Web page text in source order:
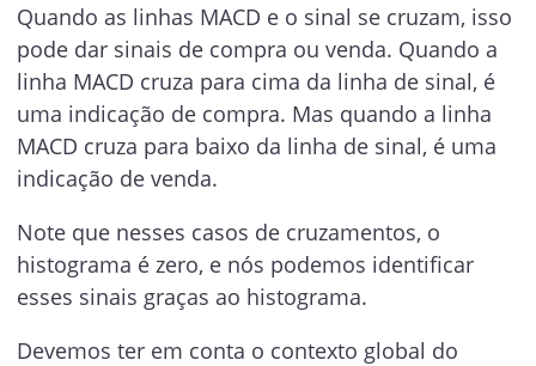
Quando as linhas MACD e o sinal se cruzam, isso
pode dar sinais de compra ou venda. Quando a
linha MACD cruza para cima da linha de sinal, é
uma indicação de compra. Mas quando a linha
MACD cruza para baixo da linha de sinal, é uma
indicação de venda.
Note que nesses casos de cruzamentos, o
histograma é zero, e nós podemos identificar
esses sinais graças ao histograma.
Devemos ter em conta o contexto global do